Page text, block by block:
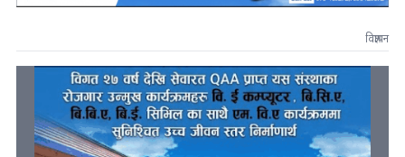
विज्ञापन